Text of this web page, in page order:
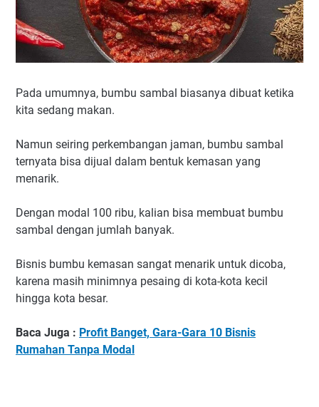
Pada umumnya, bumbu sambal biasanya dibuat ketika
kita sedang makan.
Namun seiring perkembangan jaman, bumbu sambal
ternyata bisa dijual dalam bentuk kemasan yang
menarik.
Dengan modal 100 ribu, kalian bisa membuat bumbu
sambal dengan jumlah banyak.
Bisnis bumbu kemasan sangat menarik untuk dicoba,
karena masih minimnya pesaing di kota-kota kecil
hingga kota besar.
Baca Juga : Profit Banget, Gara-Gara 10 Bisnis
Rumahan Tanpa Modal